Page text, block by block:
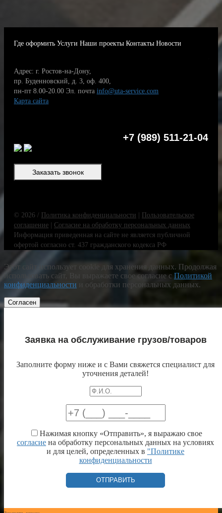
Где оформить Услуги Наши проекты Контакты Новости
Адрес: г. Ростов-на-Дону,
пр. Буденновский, д. 3, оф. 400,
пн-пт 8.00-20.00 Эл. почта info@uta-service.com
Карта сайта
+7 (989) 511-21-04
Заказать звонок
© 2026 / Политика конфиденциальности
Пользовательское
соглашение
Согласие на обработку персональных данных
Информация приведенная на сайте не является публичной
офертой согласно ст. 437 гражданского кодекса РФ
Этот сайт использует cookie для хранения данных. Продолжая
использовать сайт, Вы выражаете свое согласие с Политикой
конфиденциальности и обработки персональных данных.
Согласен
Заявка на обслуживание грузов/товаров
Заполните форму ниже и с Вами свяжется специалист для
уточнения деталей!
Нажимая кнопку «Отправить», я выражаю свое
согласие на обработку персональных данных на условиях
и для целей, определенных в "Политике
конфиденциальности